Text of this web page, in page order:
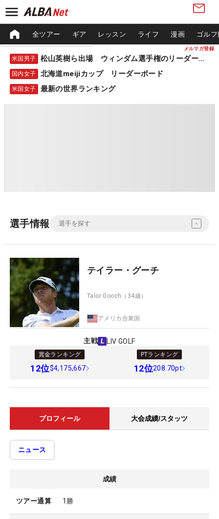
メルマガ登録
全ツアー ギア レッスン ライフ 漫画 ゴル
米国男子 松山英樹ら出場 ウィンダム選手権のリーダーボード
国内女子 北海道meijiカップ リーダーボード
米国女子 最新の世界ランキング
選手情報
テイラー・グーチ
Talor Gooch （34歳）
アメリカ合衆国
主戦 LIV GOLF
賞金ランキング
12位$4,175,667
PTランキング
12位208.70pt
プロフィール 大会成績/スタッツ
ニュース
成績
ツアー通算 1勝